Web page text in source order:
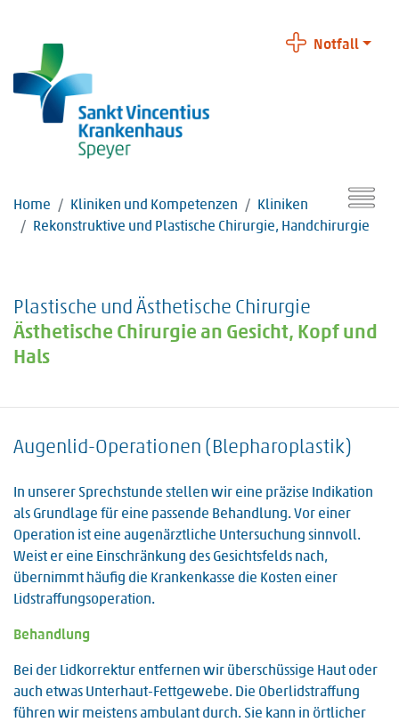
Notfall
Home Kliniken und Kompetenzen
Kliniken
Rekonstruktive und Plastische Chirurgie, Handchirurgie
Plastische und Ästhetische Chirurgie
Ästhetische Chirurgie an Gesicht, Kopf und
Hals
Augenlid-Operationen (Blepharoplastik)
In unserer Sprechstunde stellen wir eine präzise Indikation
als Grundlage für eine passende Behandlung. Vor einer
Operation ist eine augenärztliche Untersuchung sinnvoll.
Weist er eine Einschränkung des Gesichtsfelds nach,
übernimmt häufig die Krankenkasse die Kosten einer
Lidstraffungsoperation.
Behandlung
Bei der Lidkorrektur entfernen wir überschüssige Haut oder
auch etwas Unterhaut-Fettgewebe. Die Oberlidstraffung
führen wir meistens ambulant durch. Sie kann in örtlicher